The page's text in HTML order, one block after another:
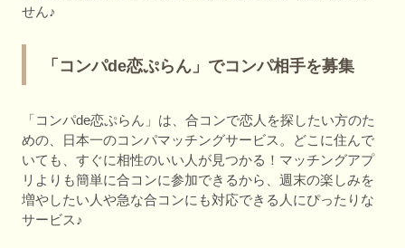
せん♪
「コンパde恋ぷらん」でコンパ相手を募集
「コンパde恋ぷらん」は、合コンで恋人を探したい方のた
めの、日本一のコンパマッチングサービス。どこに住んで
いても、すぐに相性のいい人が見つかる！マッチングアプ
リよりも簡単に合コンに参加できるから、週末の楽しみを
増やしたい人や急な合コンにも対応できる人にぴったりな
サービス♪